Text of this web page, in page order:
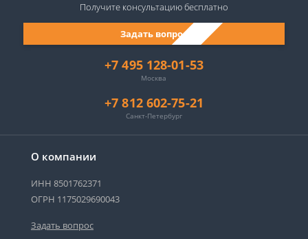
О компании
ИНН 8501762371
ОГРН 1175029690043
Задать вопрос
+7 495 128-01-53
Москва
+7 812 602-75-21
Санкт-Петербург
Задать вопрос
Получите консультациюбесплатно